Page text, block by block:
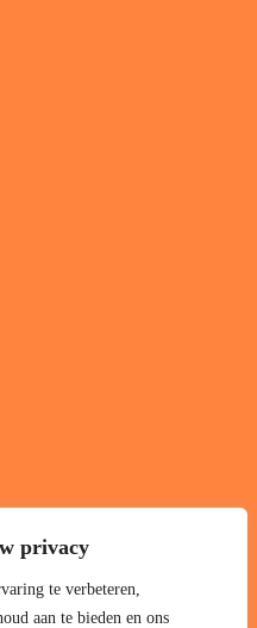
privacy
te verbeteren,
aan te bieden en ons